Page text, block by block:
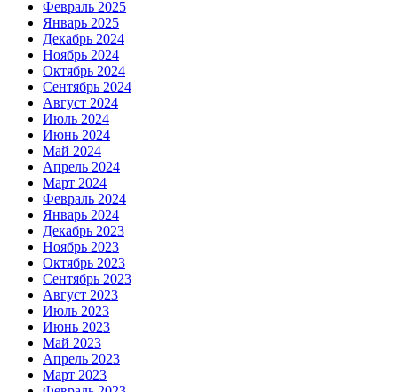
Февраль 2025
Январь 2025
Декабрь 2024
Ноябрь 2024
Октябрь 2024
Сентябрь 2024
Август 2024
Июль 2024
Июнь 2024
Май 2024
Апрель 2024
Март 2024
Февраль 2024
Январь 2024
Декабрь 2023
Ноябрь 2023
Октябрь 2023
Сентябрь 2023
Август 2023
Июль 2023
Июнь 2023
Май 2023
Апрель 2023
Март 2023